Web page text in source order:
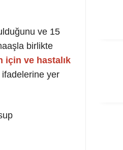
ve 15
birlikte
için ve hastalık
ifadelerine yer